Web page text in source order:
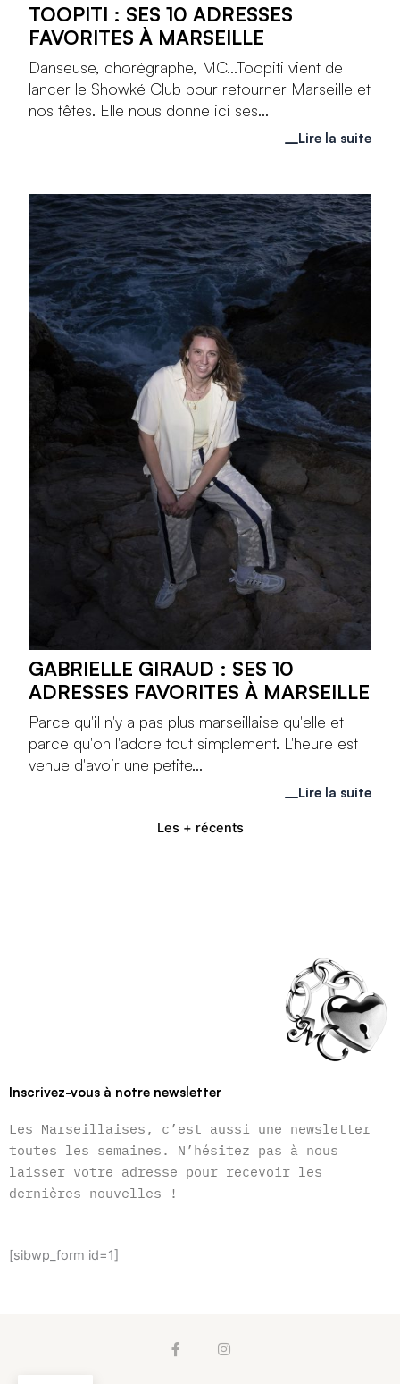
Les + récents
TOOPITI : SES 10 ADRESSES
FAVORITES À MARSEILLE
Danseuse, chorégraphe, MC...Toopiti vient de
lancer le Showké Club pour retourner Marseille et
nos têtes. Elle nous donne ici ses...
Lire la suite
GABRIELLE GIRAUD : SES 10
ADRESSES FAVORITES À MARSEILLE
Parce qu'il n'y a pas plus marseillaise qu'elle et
parce qu'on l'adore tout simplement. L'heure est
venue d'avoir une petite...
Lire la suite
Inscrivez-vous à notre newsletter
Les Marseillaises, c’est aussi une newsletter
toutes les semaines. N’hésitez pas à nous
laisser votre adresse pour recevoir les
dernières nouvelles !
[sibwp_form id=1]
F
a
I